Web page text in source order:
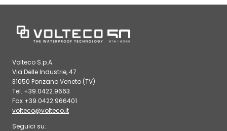
Volteco S.p.A.
Via Delle Industrie, 47
31050 Ponzano Veneto (TV)
Tel. +39.0422.9663
Fax +39.0422.966401
volteco@volteco.it
Seguici su: